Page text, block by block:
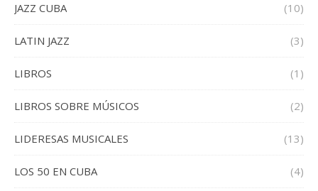
JAZZ CUBA (10)
LATIN JAZZ (3)
LIBROS (1)
LIBROS SOBRE MÚSICOS (2)
LIDERESAS MUSICALES (13)
LOS 50 EN CUBA (4)